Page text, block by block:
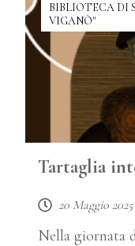
BIBLIOTECA DI
VIGANÒ"
Tartaglia
20 Maggio 2025
Nella giornata